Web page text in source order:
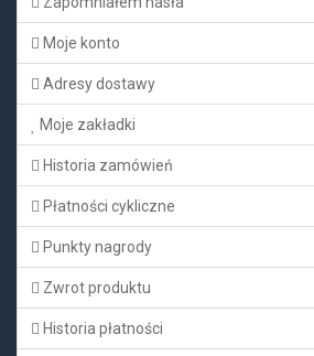
Moje konto
Adresy dostawy
Moje zakładki
Historia zamówień
Płatności cykliczne
Punkty nagrody
Zwrot produktu
Historia płatności